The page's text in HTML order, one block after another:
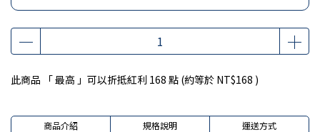
此商品 「 最高 」可以折抵紅利 168 點 (約等於 NT$168 )
商品介紹 規格說明 運送方式